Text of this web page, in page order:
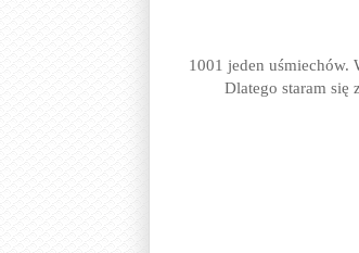
1001 jeden
Dlatego staram się